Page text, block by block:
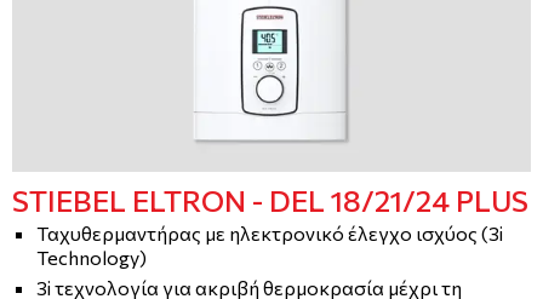
STIEBEL ELTRON - DEL 18/21/24 PLUS
Ταχυθερμαντήρας με ηλεκτρονικό έλεγχο ισχύος (3i
Technology)
3i τεχνολογία για ακριβή θερμοκρασία μέχρι τη